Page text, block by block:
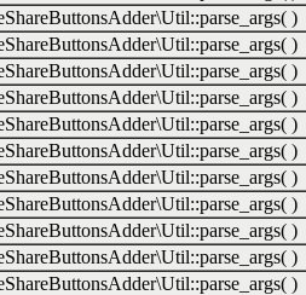
)
)
)
)
)
)
)
)
)
)
)